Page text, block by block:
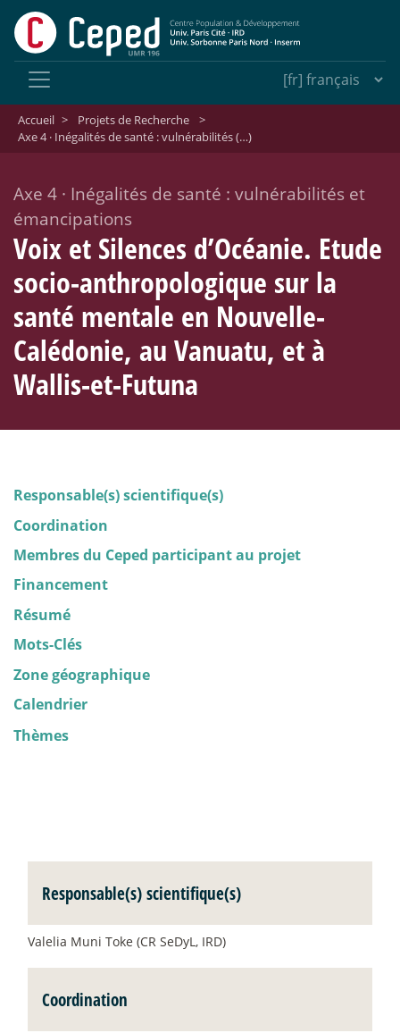
Accueil > Projets de Recherche
>
Axe 4 · Inégalités de santé : vulnérabilités (…)
Axe 4 · Inégalités de santé : vulnérabilités et
émancipations
Voix et Silences d’Océanie. Etude
socio-anthropologique sur la
santé mentale en Nouvelle-
Calédonie, au Vanuatu, et à
Wallis-et-Futuna
Responsable(s) scientifique(s)
Coordination
Membres du Ceped participant au projet
Financement
Résumé
Mots-Clés
Zone géographique
Calendrier
Thèmes
Responsable(s) scientifique(s)
Valelia Muni Toke (CR SeDyL, IRD)
Coordination